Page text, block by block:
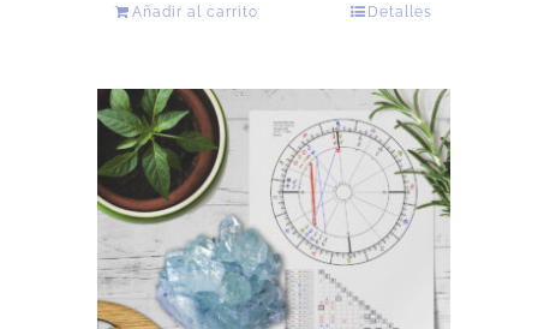
Añadir al carrito Detalles